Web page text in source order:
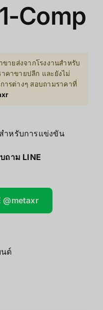
Comp
ายส่งจากโรงงานสำหรับ
คาขายปลีก และยังไม่
ารต่างๆ สอบถามราคาที่
หรับการแข่งขัน
ถาม LINE
@metaxr
ต์